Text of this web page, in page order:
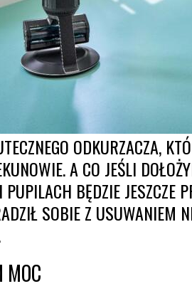
ODKURZACZA,
A CO JEŚLI
BĘDZIE JESZCZE
SOBIE Z USUWANIEM
MOC